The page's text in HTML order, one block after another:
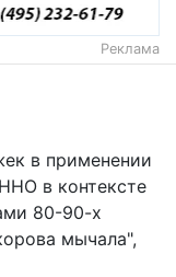
Реклама
в применении
в контексте
80-90-х
мычала",